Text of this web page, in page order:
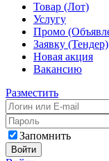
Товар (Лот)
Услугу
Промо
Заявку (Тендер)
Новая акция
Вакансию
Разместить
Запомнить
Войти